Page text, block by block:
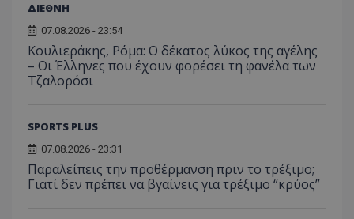
ΔΙΕΘΝΗ
07.08.2026 - 23:54
Κουλιεράκης, Ρόμα: Ο δέκατος λύκος της αγέλης
– Οι Έλληνες που έχουν φορέσει τη φανέλα των
Τζαλορόσι
SPORTS PLUS
07.08.2026 - 23:31
Παραλείπεις την προθέρμανση πριν το τρέξιμο;
Γιατί δεν πρέπει να βγαίνεις για τρέξιμο “κρύος”